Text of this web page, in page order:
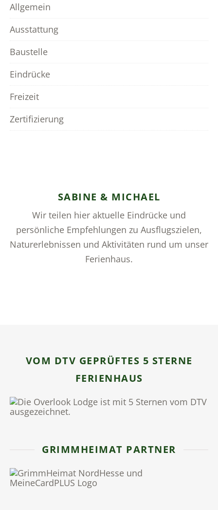
Allgemein
Ausstattung
Baustelle
Eindrücke
Freizeit
Zertifizierung
SABINE & MICHAEL
Wir teilen hier aktuelle Eindrücke und
persönliche Empfehlungen zu Ausflugszielen,
Naturerlebnissen und Aktivitäten rund um unser
Ferienhaus.
VOM DTV GEPRÜFTES 5 STERNE
FERIENHAUS
GRIMMHEIMAT PARTNER